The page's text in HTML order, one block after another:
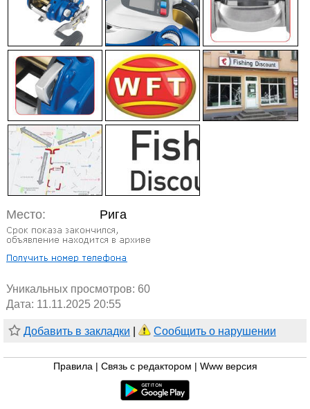
Место: Рига
Уникальных просмотров: 60
Дата: 11.11.2025 20:55
Добавить в закладки Сообщить о нарушении
Правила Связь с редактором Www версия